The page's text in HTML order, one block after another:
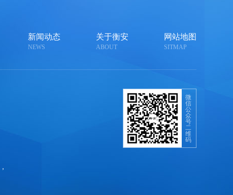
新闻动态
NEWS
关于衡安
ABOUT
网站地图
SITMAP
微
信
公
众
号
二
维
码
，